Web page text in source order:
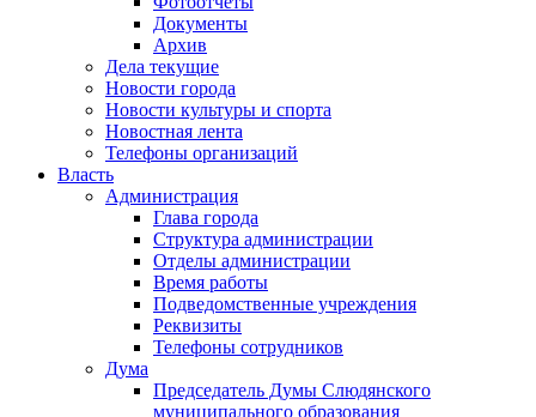
Документы
Архив
Дела текущие
Новости города
Новости культуры и спорта
Новостная лента
Телефоны организаций
Власть
Администрация
Глава города
Структура администрации
Отделы администрации
Время работы
Подведомственные учреждения
Реквизиты
Телефоны сотрудников
Дума
Председатель Думы Слюдянского
муниципального образования